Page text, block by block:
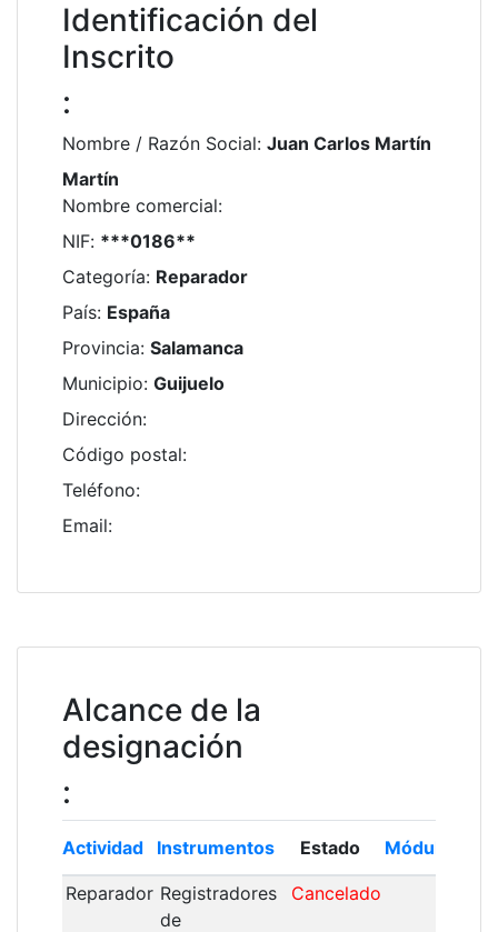
Identificación del
Inscrito
:
Nombre / Razón Social: Juan Carlos Martín
Martín
Nombre comercial:
NIF: ***0186**
Categoría: Reparador
País: España
Provincia: Salamanca
Municipio: Guijuelo
Dirección:
Código postal:
Teléfono:
Email:
Alcance de la
designación
:
Actividad Instrumentos Estado Módulo
Reparador Registradores
de
Cancelado